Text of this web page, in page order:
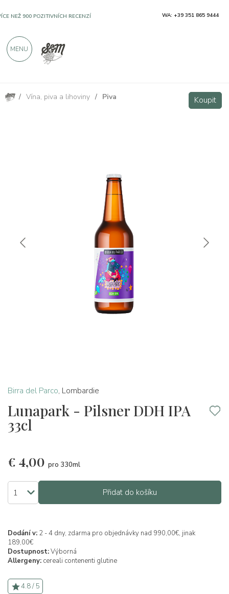
/ Vína, piva a lihoviny / Piva Koupit
Birra del Parco, Lombardie
Lunapark - Pilsner DDH IPA
33cl
€ 4,00 pro 330ml
Přidat do košíku
Dodání v: 2 - 4 dny, zdarma pro objednávky nad 990,00€, jinak
189,00€
Dostupnost:Výborná
Allergeny: cereali contenenti glutine
4.8 / 5
Lunapark - Pilsner DDH IPA 33cl Koupit
NEŽ 900 POZITIVNÍCH RECENZÍ WA: +39 351 865 9444
MENU